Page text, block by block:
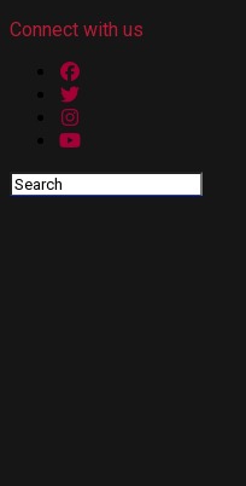
Connect with us